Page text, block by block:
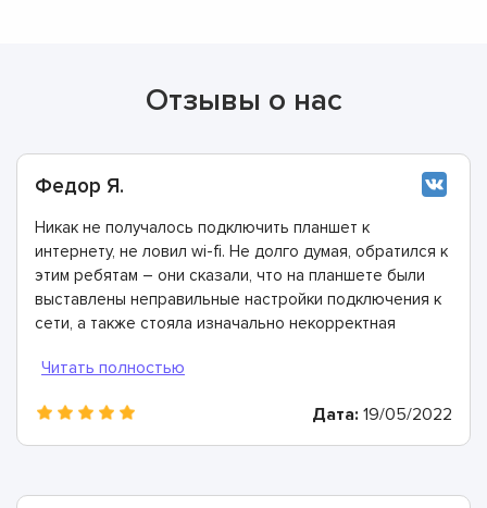
Отзывы о нас
Федор Я.
Никак не получалось подключить планшет к
интернету, не ловил wi-fi. Не долго думая, обратился к
этим ребятам – они сказали, что на планшете были
выставлены неправильные настройки подключения к
сети, а также стояла изначально некорректная
работает как надо! Всем рекомендую этих
Дата: 19/05/2022